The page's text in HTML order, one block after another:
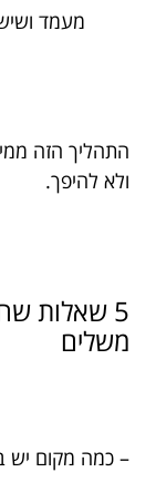
מעמד
התהליך הזה
ולא להיפך.
5 שאלות
משלים
– כמה מקום יש